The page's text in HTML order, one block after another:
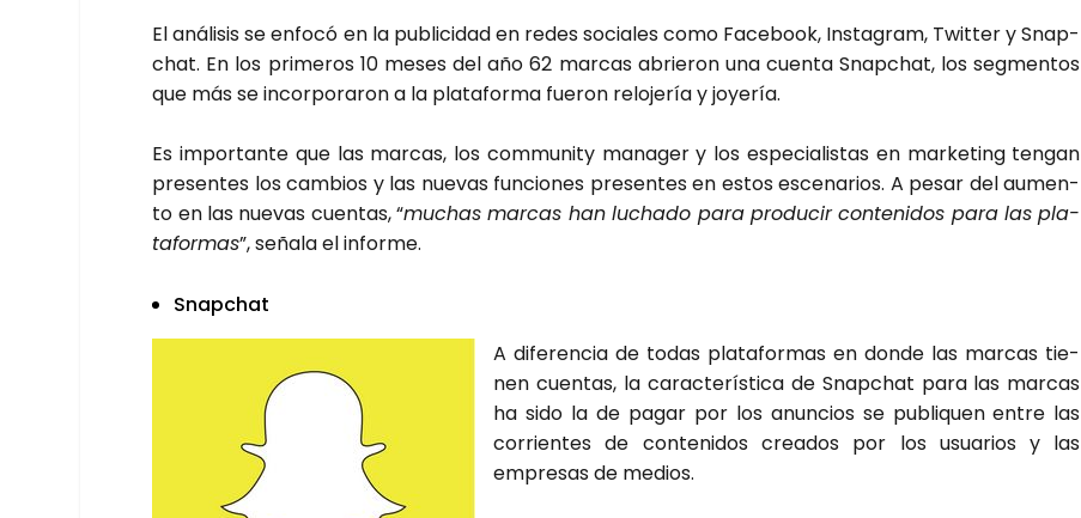
El aná­li­sis se enfo­có en la publi­ci­dad en redes socia­les como Face­book, Ins­ta­gram, Twit­ter y Snap­
chat. En los pri­me­ros 10 meses del año 62 mar­cas abrie­ron una cuen­ta Snap­chat, los seg­men­tos
que más se incor­po­ra­ron a la pla­ta­for­ma fue­ron relo­je­ría y joye­ría.
Es impor­tan­te que las mar­cas, los com­mu­nity mana­ger y los espe­cia­lis­tas en mar­ke­ting ten­gan
pre­sen­tes los cam­bios y las nue­vas fun­cio­nes pre­sen­tes en estos esce­na­rios. A pesar del aumen­
to en las nue­vas cuen­tas, “muchas mar­cas han lucha­do para pro­du­cir con­te­ni­dos para las pla­
ta­for­mas”, seña­la el infor­me.
Snap­chat
A dife­ren­cia de todas pla­ta­for­mas en don­de las mar­cas tie­
nen cuen­tas, la carac­te­rís­ti­ca de Snap­chat para las mar­cas
ha sido la de pagar por los anun­cios se publi­quen entre las
corrien­tes de con­te­ni­dos crea­dos por los usua­rios y las
empre­sas de medios.